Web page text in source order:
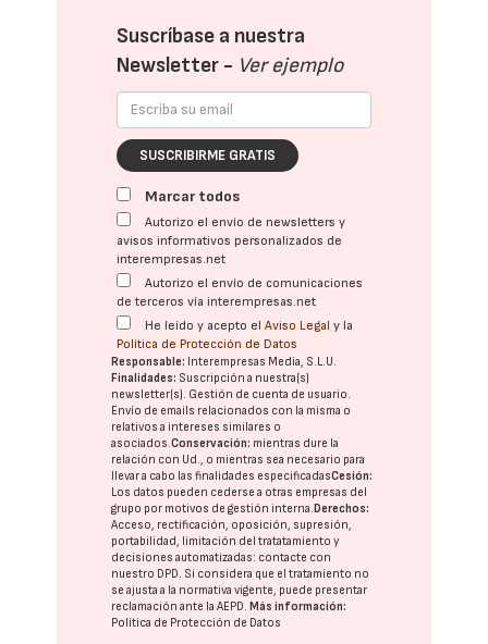
Suscríbase a nuestra
Newsletter - Ver ejemplo
SUSCRIBIRME GRATIS
Marcar todos
Autorizo el envío de newsletters y
avisos informativos personalizados de
interempresas.net
Autorizo el envío de comunicaciones
de terceros vía interempresas.net
He leído y acepto elAviso Legal y la
Política de Protección de Datos
Responsable: Interempresas Media, S.L.U.
Finalidades: Suscripción a nuestra(s)
newsletter(s). Gestión de cuenta de usuario.
Envío de emails relacionados con la misma o
relativos a intereses similares o
asociados.Conservación: mientras dure la
relación con Ud., o mientras sea necesario para
llevar a cabo las finalidades especificadasCesión:
Los datos pueden cederse a otras empresas del
grupo por motivos de gestión interna.Derechos:
Acceso, rectificación, oposición, supresión,
portabilidad, limitación del tratatamiento y
decisiones automatizadas: contacte con
nuestro DPD. Si considera que el tratamiento no
se ajusta a la normativa vigente, puede presentar
reclamación ante laAEPD.Más información:
Política de Protección de Datos